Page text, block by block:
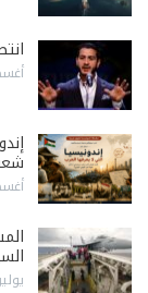
يوليو 25,